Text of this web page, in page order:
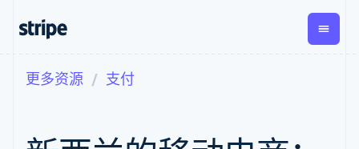
支付
在线支付
经常性收入
Global
按企业阶段
文档
库与 SDK
学习
指南
更多资源 支付